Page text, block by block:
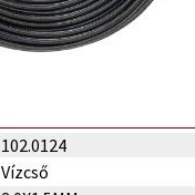
102.0124
Vízcső